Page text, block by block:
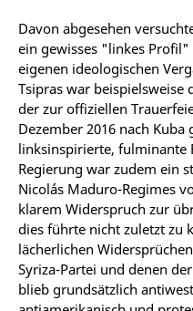
Davon abgesehen
ein gewisses "linkes
eigenen ideologischen
Tsipras war beispielsweise
der zur offiziellen
Dezember 2016 nach
linksinspirierte, fulminante
Regierung war zudem ein
Nicolás Maduro-Regimes
klarem Widerspruch zur
dies führte nicht zuletzt zu
lächerlichen
Syriza-Partei und denen
blieb grundsätzlich